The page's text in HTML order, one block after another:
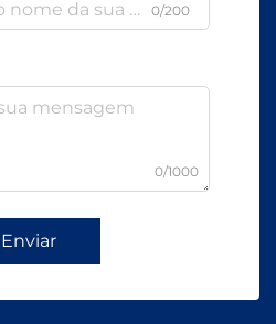
0/200
0/1000
Enviar